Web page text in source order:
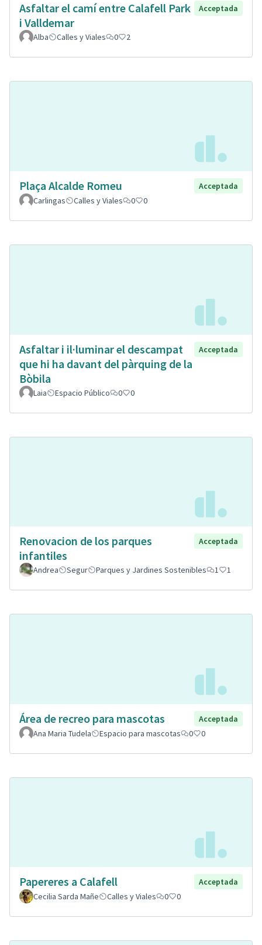
Asfaltar el camí entre Calafell Park
i Valldemar
Acceptada
Alba Calles y Viales 0 2
Plaça Alcalde Romeu
Acceptada
Carlingas
Calles y Viales 0 0
Asfaltar i il·luminar el descampat
que hi ha davant del pàrquing de la
Bòbila
Acceptada
Laia Espacio Público 0 0
Renovacion de los parques
infantiles
Acceptada
Andrea Segur Parques y Jardines Sostenibles 1 1
Área de recreo para mascotas
Acceptada
Ana Maria Tudela
Espacio para mascotas 0 0
Papereres a Calafell
Acceptada
Cecilia Sarda Mañe
Calles y Viales 0 0